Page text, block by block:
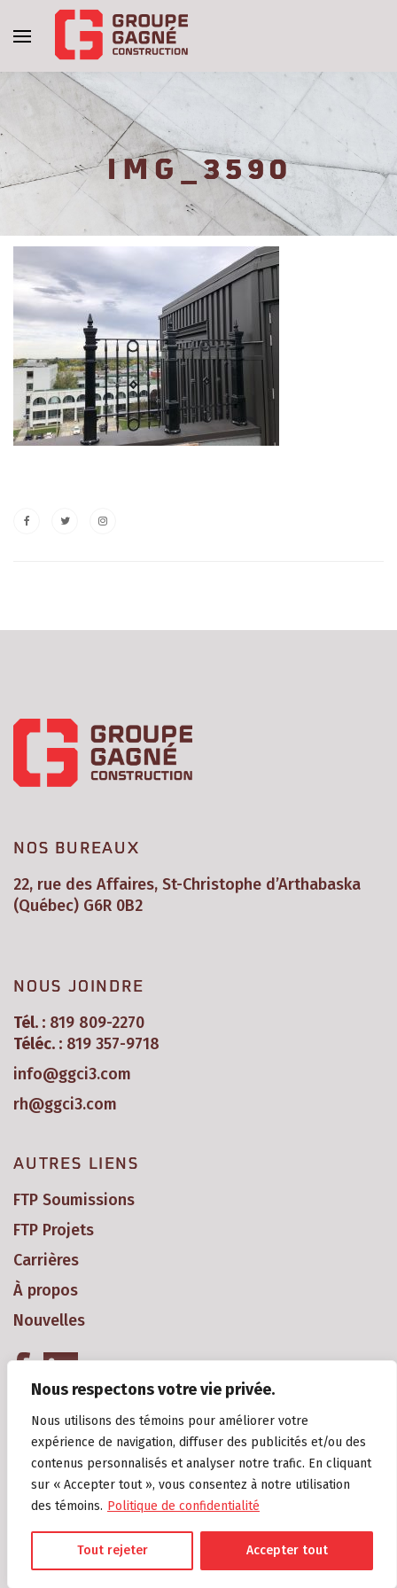
Nous respectons votre vie privée.
Nous utilisons des témoins pour améliorer votre
expérience de navigation, diffuser des publicités et/ou des
contenus personnalisés et analyser notre trafic. En cliquant
sur « Accepter tout », vous consentez à notre utilisation
des témoins. Politique de confidentialité
Tout rejeter Accepter tout
IMG_3590
NOS BUREAUX
22, rue des Affaires, St-Christophe d’Arthabaska
(Québec) G6R 0B2
NOUS JOINDRE
Tél. : 819 809-2270
Téléc. : 819 357-9718
info@ggci3.com
rh@ggci3.com
AUTRES LIENS
FTP Soumissions
FTP Projets
Carrières
À propos
Nouvelles
Copyright 2018 Groupe Gagné Construction Inc. Tous droits réservés